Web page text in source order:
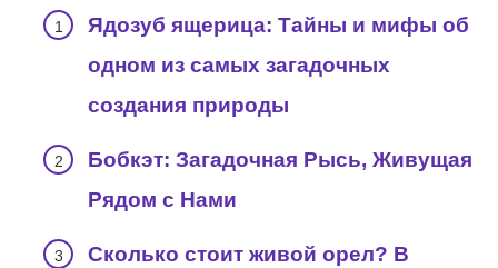
Ядозуб ящерица: Тайны и мифы об
одном из самых загадочных
создания природы
Бобкэт: Загадочная Рысь, Живущая
Рядом с Нами
Сколько стоит живой орел? В